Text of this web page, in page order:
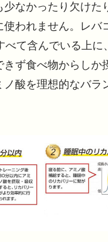
なかったり欠けた
使われません。レバ
べて含んでいる上に、
きず食べ物からしか
ノ酸を理想的なバラ